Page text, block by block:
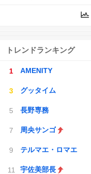
トレンドランキング
AMENITY
グッタイム
長野専務
周央サンゴ
テルマエ・ロマエ
宇佐美部長